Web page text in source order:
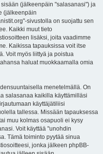
(jälkeenpäin "salasanasi") ja
(jälkeenpäin
sivustolla on suojattu sen
Kaikki muut tieto
lisäksi, joita vaadimme
Kaikissa tapauksissa voit itse
Voit myös liittyä ja poistua
haluat muokkaamalla omia
menetelmällä. On
salasanaa kaikilla käyttämilläsi
käyttäjätiliisi
tallessa. Missään tapauksessa
muu kolmas osapuoli ei kysy
Voit käyttää "unohdin
Tämä toiminto pyytää sinua
jonka jälkeen phpBB-